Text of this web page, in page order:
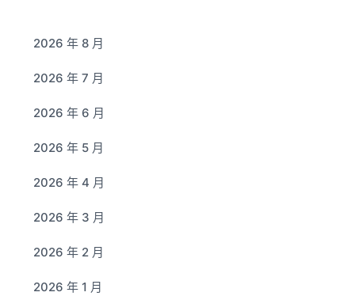
2026 年 8 月
2026 年 7 月
2026 年 6 月
2026 年 5 月
2026 年 4 月
2026 年 3 月
2026 年 2 月
2026 年 1 月